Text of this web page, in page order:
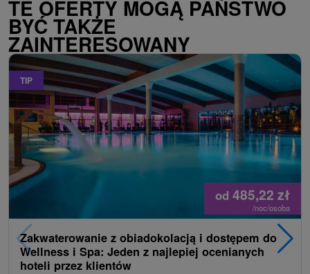
TE OFERTY MOGĄ PAŃSTWO
BYĆ TAKŻE
ZAINTERESOWANY
TIP
od 485,22 zł
/noc/osoba
Zakwaterowanie z obiadokolacją i dostępem do
Wellness i Spa: Jeden z najlepiej ocenianych
hoteli przez klientów